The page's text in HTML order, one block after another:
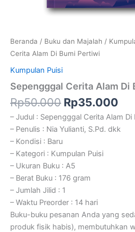
Beranda / Buku dan Majalah /
Cerita Alam Di Bumi Pertiwi
Kumpulan Puisi
Sepengggal Cerita Alam Di
Rp50.000 Rp35.000
– Judul : Sepengggal Cerita Alam Di
– Penulis : Nia Yulianti, S.Pd. dkk
– Kondisi : Baru
– Kategori : Kumpulan Puisi
– Ukuran Buku : A5
– Berat Buku : 176 gram
– Jumlah Jilid : 1
– Waktu Preorder : 14 hari
Buku-buku pesanan Anda yang
produk fisik habis), membutuhkan